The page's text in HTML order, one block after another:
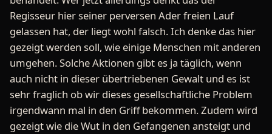
Regisseur hier seiner perversen Ader freien Lauf
gelassen hat, der liegt wohl falsch. Ich denke das hier
gezeigt werden soll, wie einige Menschen mit anderen
umgehen. Solche Aktionen gibt es ja täglich, wenn
auch nicht in dieser übertriebenen Gewalt und es ist
sehr fraglich ob wir dieses gesellschaftliche Problem
irgendwann mal in den Griff bekommen. Zudem wird
gezeigt wie die Wut in den Gefangenen ansteigt und